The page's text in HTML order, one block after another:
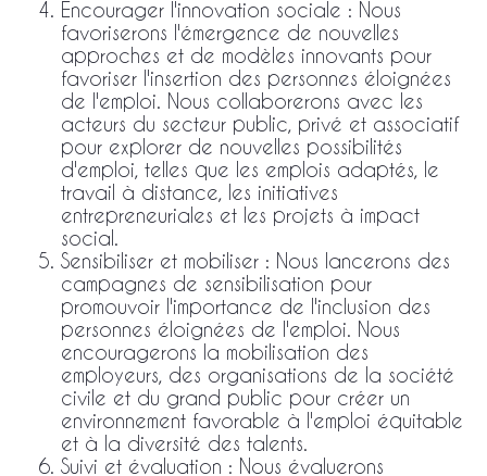
Encourager l'innovation sociale : Nous
favoriserons l'émergence de nouvelles
approches et de modèles innovants pour
favoriser l'insertion des personnes éloignées
de l'emploi. Nous collaborerons avec les
acteurs du secteur public, privé et associatif
pour explorer de nouvelles possibilités
d'emploi, telles que les emplois adaptés, le
travail à distance, les initiatives
entrepreneuriales et les projets à impact
social.
Sensibiliser et mobiliser : Nous lancerons des
campagnes de sensibilisation pour
promouvoir l'importance de l'inclusion des
personnes éloignées de l'emploi. Nous
encouragerons la mobilisation des
employeurs, des organisations de la société
civile et du grand public pour créer un
environnement favorable à l'emploi équitable
et à la diversité des talents.
Suivi et évaluation : Nous évaluerons